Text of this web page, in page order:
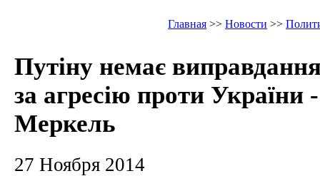
Главная >> Новости >>
Путіну немає
за агресію проти України -
Меркель
27 Ноября 2014